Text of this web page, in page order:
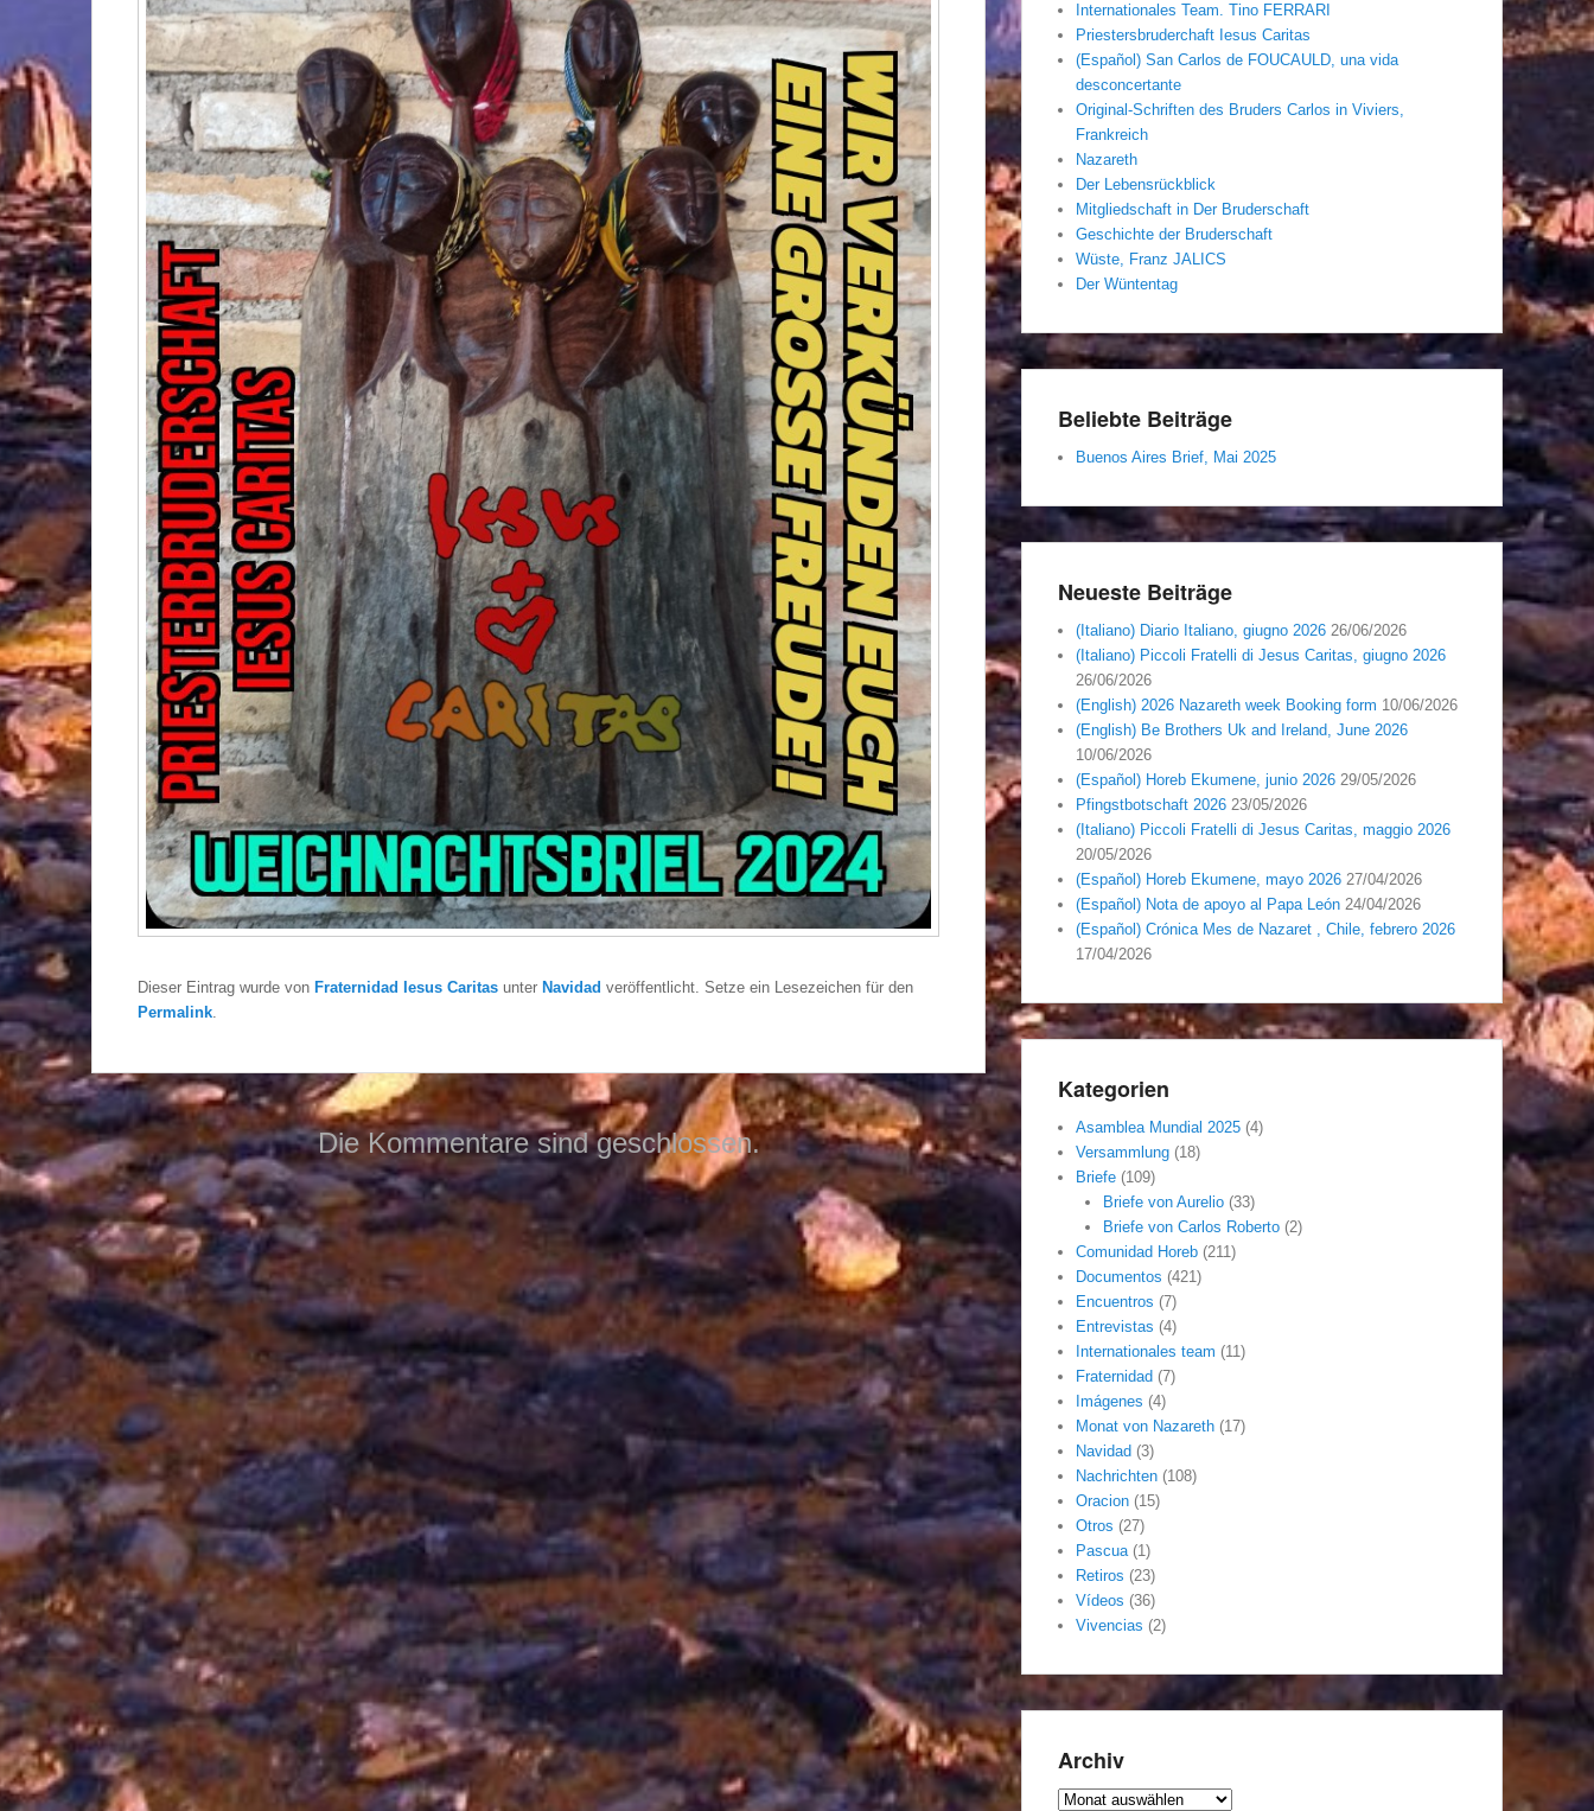
Dieser Eintrag wurde von Fraternidad Iesus Caritas unter Navidad veröffentlicht. Setze ein Lesezeichen für den
Permalink
Die Kommentare sind geschlossen.
Internationales Team. Tino FERRARI
Priestersbruderchaft Iesus Caritas
(Español) San Carlos de FOUCAULD, una vida
desconcertante
Original-Schriften des Bruders Carlos in Viviers,
Frankreich
Nazareth
Der Lebensrückblick
Mitgliedschaft in Der Bruderschaft
Geschichte der Bruderschaft
Wüste, Franz JALICS
Der Wüntentag
Beliebte Beiträge
Buenos Aires Brief, Mai 2025
Neueste Beiträge
(Italiano) Diario Italiano, giugno 2026 26/06/2026
(Italiano) Piccoli Fratelli di Jesus Caritas, giugno 2026
26/06/2026
(English) 2026 Nazareth week Booking form 10/06/2026
(English) Be Brothers Uk and Ireland, June 2026
10/06/2026
(Español) Horeb Ekumene, junio 2026 29/05/2026
Pfingstbotschaft 2026 23/05/2026
(Italiano) Piccoli Fratelli di Jesus Caritas, maggio 2026
20/05/2026
(Español) Horeb Ekumene, mayo 2026 27/04/2026
(Español) Nota de apoyo al Papa León 24/04/2026
(Español) Crónica Mes de Nazaret , Chile, febrero 2026
17/04/2026
Kategorien
Asamblea Mundial 2025 (4)
Versammlung (18)
Briefe (109)
Briefe von Aurelio(33)
Briefe von Carlos Roberto(2)
Comunidad Horeb (211)
Documentos (421)
Encuentros (7)
Entrevistas (4)
Internationales team (11)
Fraternidad (7)
Imágenes (4)
Monat von Nazareth (17)
Navidad (3)
Nachrichten (108)
Oracion (15)
Otros (27)
Pascua(1)
Retiros (23)
Vídeos (36)
Vivencias (2)
Archiv
Archiv